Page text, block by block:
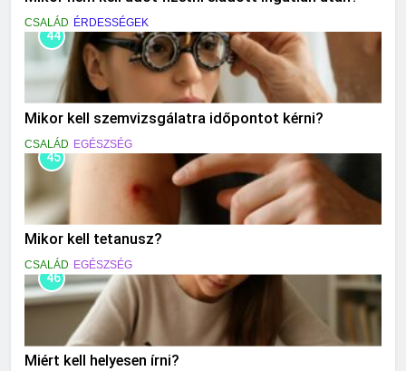
CSALÁD ÉRDESSÉGEK
44
Mikor kell szemvizsgálatra időpontot kérni?
CSALÁD EGÉSZSÉG
45
Mikor kell tetanusz?
CSALÁD EGÉSZSÉG
46
Miért kell helyesen írni?